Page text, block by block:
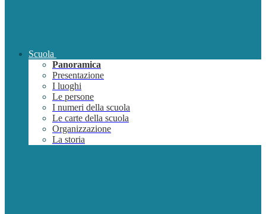
Scuola
Panoramica
Presentazione
I luoghi
Le persone
I numeri della scuola
Le carte della scuola
Organizzazione
La storia